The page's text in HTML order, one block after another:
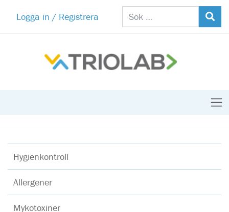
Logga in / Registrera
Hygienkontroll
Allergener
Mykotoxiner